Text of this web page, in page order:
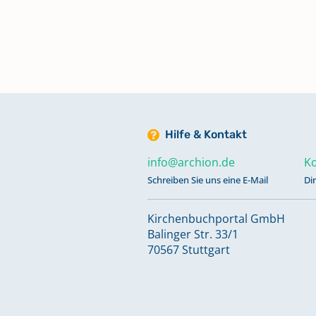
Keine verfügbaren Digitalisate
Taufen 1940 - 1955
Keine verfügbaren Digitalisate
Taufen 1943 - 1946
Hilfe & Kontakt
info@archion.de
Schreiben Sie uns eine E-Mail
Kirchenbuchportal GmbH
Balinger Str. 33/1
70567 Stuttgart